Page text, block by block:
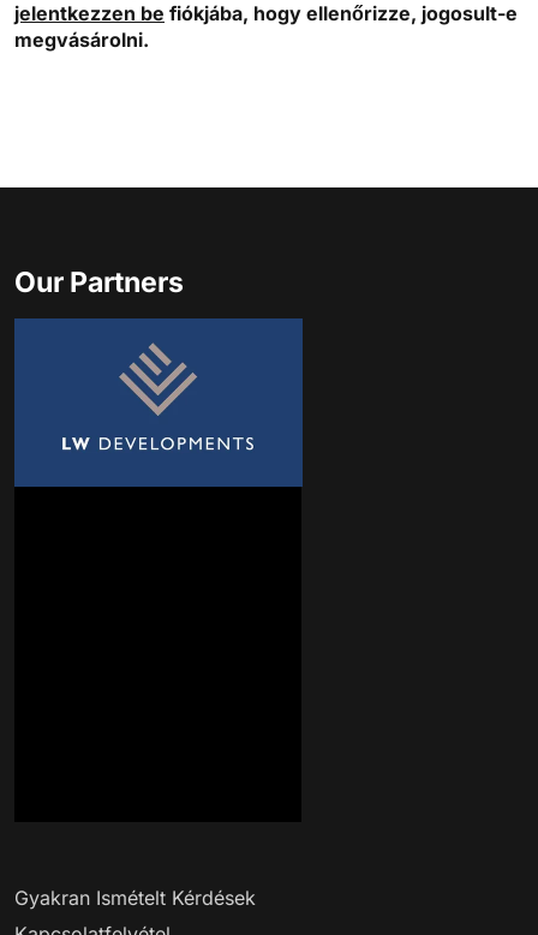
jelentkezzen be fiókjába, hogy ellenőrizze, jogosult-e
megvásárolni.
Gyakran Ismételt Kérdések
Our Partners